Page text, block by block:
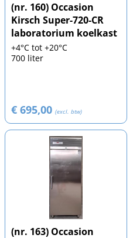
(nr. 160) Occasion
Kirsch Super-720-CR
laboratorium koelkast
+4°C tot +20°C
700 liter
€ 695,00 (excl. btw)
(nr. 163) Occasion